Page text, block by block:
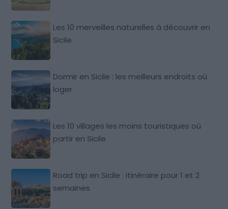
Les 10 merveilles naturelles à découvrir en
Sicile
Dormir en Sicile : les meilleurs endroits où
loger
Les 10 villages les moins touristiques où
partir en Sicile
Road trip en Sicile : itinéraire pour 1 et 2
semaines